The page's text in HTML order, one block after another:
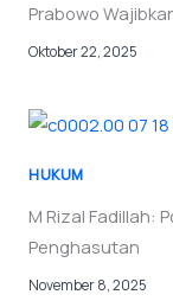
Prabowo
Oktober 22, 2025
HUKUM
M Rizal Fadillah:
Penghasutan
November 8, 2025